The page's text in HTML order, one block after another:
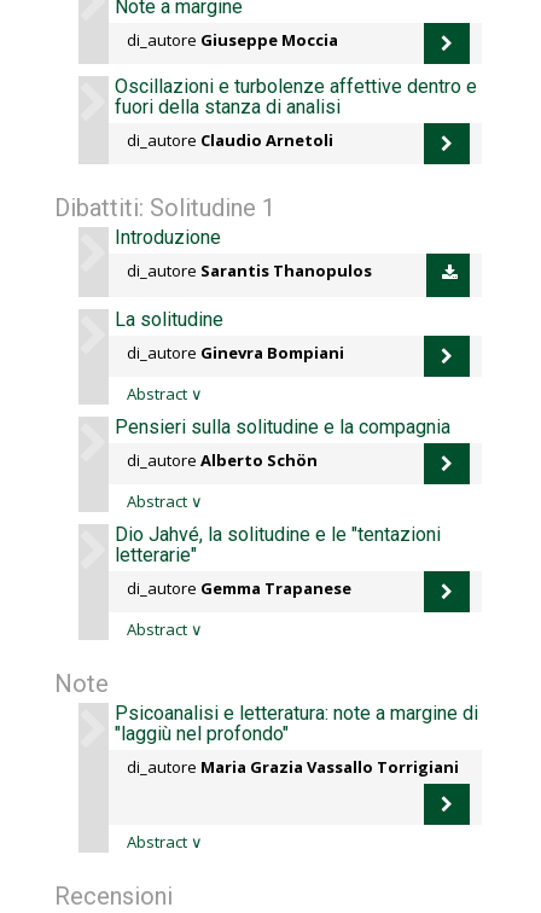
Note a margine
di_autore Giuseppe Moccia
Oscillazioni e turbolenze affettive dentro e
fuori della stanza di analisi
di_autore Claudio Arnetoli
Dibattiti: Solitudine 1
Introduzione
di_autore Sarantis Thanopulos
La solitudine
di_autore Ginevra Bompiani
Abstract ∨
Pensieri sulla solitudine e la compagnia
di_autore Alberto Schön
Abstract ∨
Dio Jahvé, la solitudine e le "tentazioni
letterarie"
di_autore Gemma Trapanese
Abstract ∨
Note
Psicoanalisi e letteratura: note a margine di
"laggiù nel profondo"
di_autore Maria Grazia Vassallo Torrigiani
Abstract ∨
Recensioni